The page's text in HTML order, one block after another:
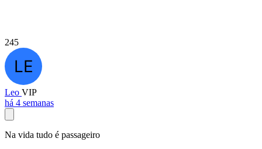
245
Leo VIP
há 4 semanas
Na vida tudo é passageiro